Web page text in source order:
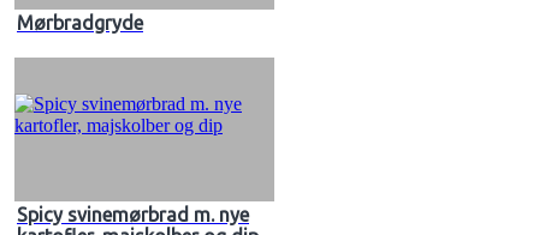
Mørbradgryde
Spicy svinemørbrad m. nye